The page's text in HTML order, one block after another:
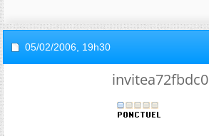
05/02/2006, 19h30
invitea72fbdc0